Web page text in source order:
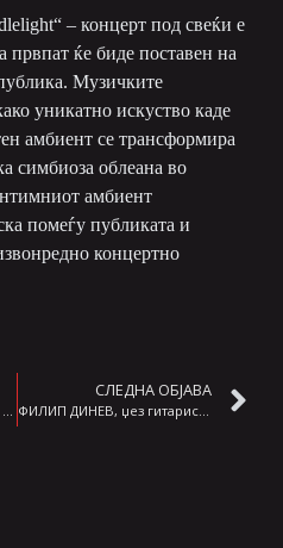
– концерт под свеќи е
првпат ќе биде поставен на
Музичките
уникатно искуство каде
амбиент се трансформира
симбиоза облеана во
амбиент
помеѓу публиката и
концертно
Концертот „Џез лектира“ е моја комфорна зона! ИНТЕРВЈУ: Марија Димитријевиќ
СЛЕДНА ОБЈАВА
ФИЛИП ДИНЕВ, џез гитарист: Музиката се менува како што и вие се менувате, за среќа или несреќа